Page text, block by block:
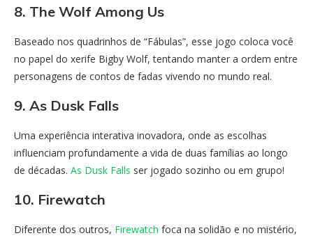
8. The Wolf Among Us
Baseado nos quadrinhos de “Fábulas”, esse jogo coloca você
no papel do xerife Bigby Wolf, tentando manter a ordem entre
personagens de contos de fadas vivendo no mundo real.
9. As Dusk Falls
Uma experiência interativa inovadora, onde as escolhas
influenciam profundamente a vida de duas famílias ao longo
de décadas. As Dusk Falls ser jogado sozinho ou em grupo!
10. Firewatch
Diferente dos outros, Firewatch foca na solidão e no mistério,